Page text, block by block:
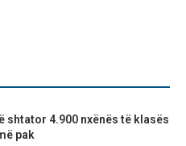
shtator 4.900 nxënës të klasës
pak